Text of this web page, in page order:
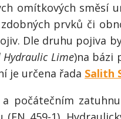
omítkových směsí
prvků či
Dle druhu pojiva
Lime)na bázi
je určena řada Salith
počátečním